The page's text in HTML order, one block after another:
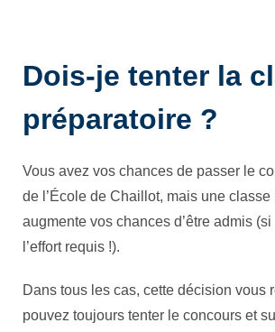
Dois-je tenter la
préparatoire ?
Vous avez vos chances de passer le
de l’École de Chaillot, mais une classe
augmente vos chances d’être admis
l’effort requis !).
Dans tous les cas, cette décision vous
pouvez toujours tenter le concours et